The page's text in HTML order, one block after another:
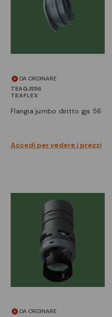
DA ORDINARE
TEAGJS56
TEAFLEX
flangia jumbo diritto gjs 56
Accedi per vedere i prezzi
DA ORDINARE